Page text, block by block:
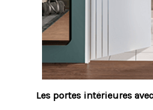
Les portes intérieures